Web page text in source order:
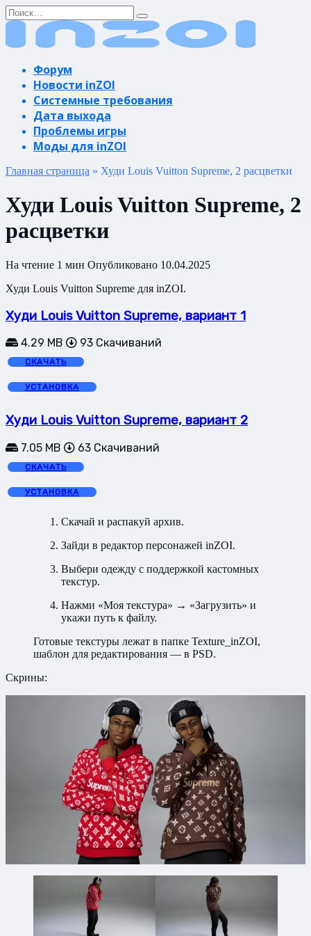
Перейти
к
содержанию
Search
for:
Форум
Новости inZOI
Системные требования
Дата выхода
Проблемы игры
Моды для inZOI
Главная страница » Худи Louis Vuitton Supreme, 2 расцветки
Худи Louis Vuitton Supreme, 2
расцветки
На чтение 1 мин Опубликовано 10.04.2025
Худи Louis Vuitton Supreme для inZOI.
Худи Louis Vuitton Supreme, вариант 1
4.29 MB 93 Скачиваний
СКАЧАТЬ
УСТАНОВКА
Худи Louis Vuitton Supreme, вариант 2
7.05 MB 63 Скачиваний
СКАЧАТЬ
УСТАНОВКА
Скачай и распакуй архив.
Зайди в редактор персонажей inZOI.
Выбери одежду с поддержкой кастомных
текстур.
Нажми «Моя текстура» → «Загрузить» и
укажи путь к файлу.
Готовые текстуры лежат в папке Texture_inZOI,
шаблон для редактирования — в PSD.
Скрины: